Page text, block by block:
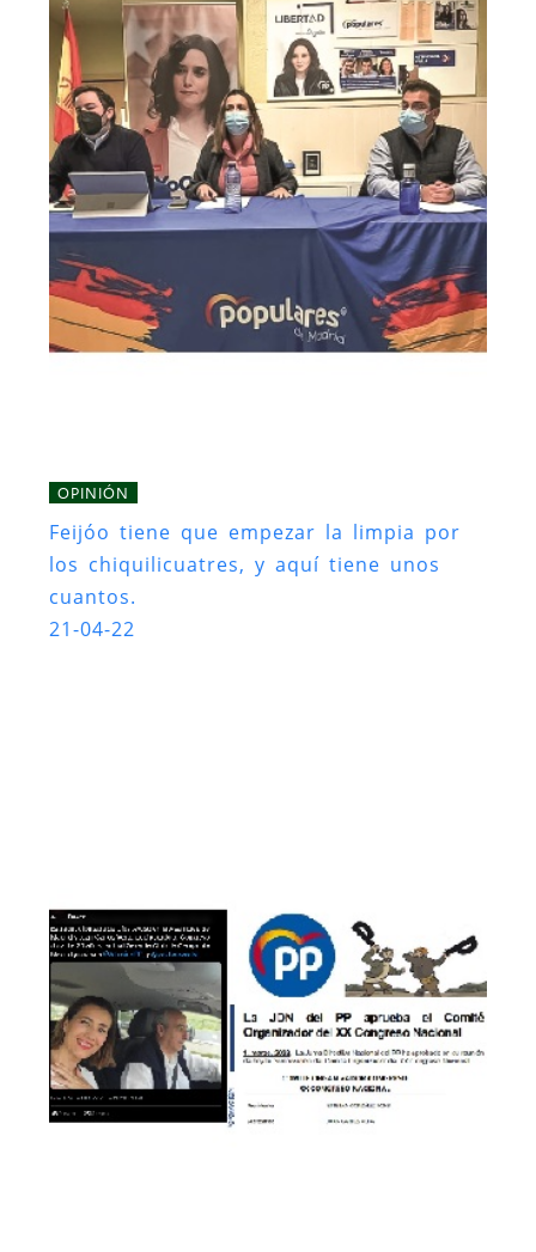
OPINIÓN
Feijóo tiene que empezar la limpia por
los chiquilicuatres, y aquí tiene unos
cuantos.
21-04-22